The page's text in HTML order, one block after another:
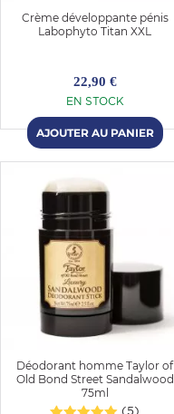
Crème développante pénis
Labophyto Titan XXL
22,90 €
EN STOCK
Déodorant homme Taylor of
Old Bond Street Sandalwood
75ml
(5)